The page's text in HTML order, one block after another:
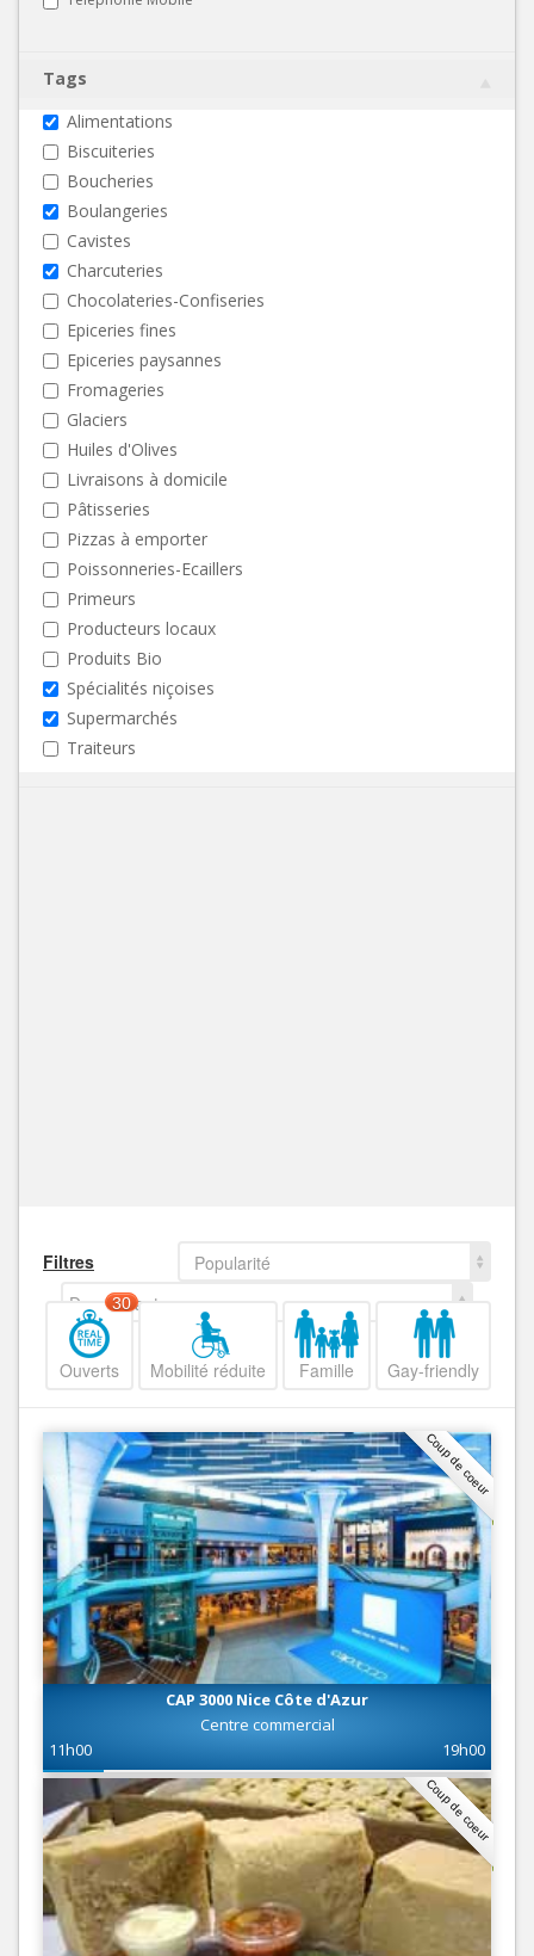
Tags
Alimentations
Biscuiteries
Boucheries
Boulangeries
Cavistes
Charcuteries
Chocolateries-Confiseries
Epiceries fines
Epiceries paysannes
Fromageries
Glaciers
Huiles d'Olives
Livraisons à domicile
Pâtisseries
Pizzas à emporter
Poissonneries-Ecaillers
Primeurs
Producteurs locaux
Produits Bio
Spécialités niçoises
Supermarchés
Traiteurs
Filtres
Popularité
Decroissant
Ouverts
30
Mobilité réduite Famille Gay-friendly
Coup de coeur
CAP 3000 Nice Côte d'Azur
Centre commercial
11h00
19h00
Coup de coeur